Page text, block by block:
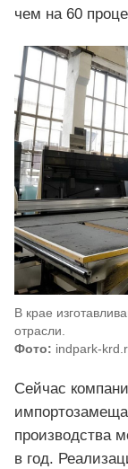
чем на 60
В крае
отрасли.
Фото: indpark-
Сейчас
производства
в год.